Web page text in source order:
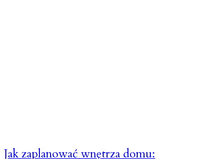
Jak zaplanować wnętrza domu: